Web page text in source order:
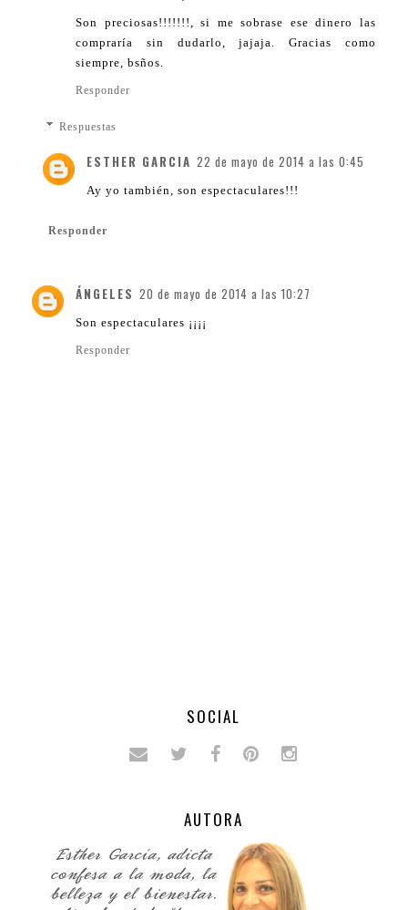
Son preciosas!!!!!!!, si me sobrase ese dinero las
compraría sin dudarlo, jajaja. Gracias como
siempre, bsños.
Responder
Respuestas
ESTHER GARCIA 22 de mayo de 2014 a las 0:45
Ay yo también, son espectaculares!!!
Responder
ÁNGELES 20 de mayo de 2014 a las 10:27
Son espectaculares ¡¡¡¡
Responder
SOCIAL
AUTORA